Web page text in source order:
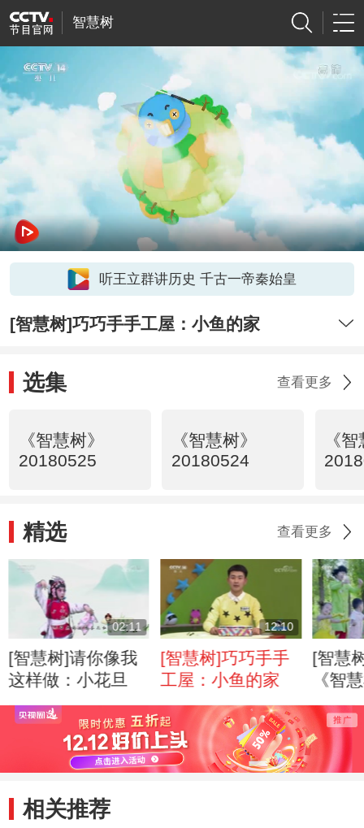
智慧树
听王立群讲历史 千古一帝秦始皇
[智慧树]巧巧手手工屋：小鱼的家
选集 查看更多
《智慧树》
20180525
《智慧树》
20180524
《
精选 查看更多
02:11
[智慧树]请你像我
这样做：小花旦
12:10
[智慧树]巧巧手手
工屋：小鱼的家
[智慧
《智
相关推荐